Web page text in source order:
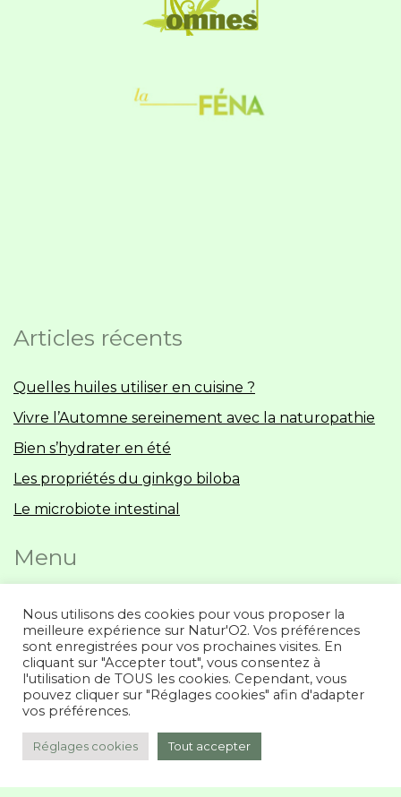
Articles récents
Quelles huiles utiliser en cuisine ?
Vivre l’Automne sereinement avec la naturopathie
Bien s’hydrater en été
Les propriétés du ginkgo biloba
Le microbiote intestinal
Menu
Accueil
Blog
Prestations
Politique de confidentialité
Nous utilisons des cookies pour vous proposer la
meilleure expérience sur Natur'O2. Vos préférences
sont enregistrées pour vos prochaines visites. En
cliquant sur "Accepter tout", vous consentez à
l'utilisation de TOUS les cookies. Cependant, vous
pouvez cliquer sur "Réglages cookies" afin d'adapter
vos préférences.
Réglages cookies Tout accepter